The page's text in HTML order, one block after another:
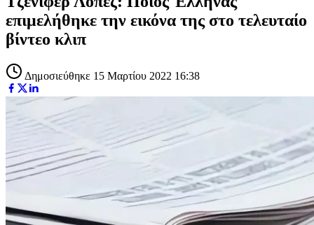
επιμελήθηκε την εικόνα της στο τελευταίο
βίντεο κλιπ
Δημοσιεύθηκε 15 Μαρτίου 2022 16:38